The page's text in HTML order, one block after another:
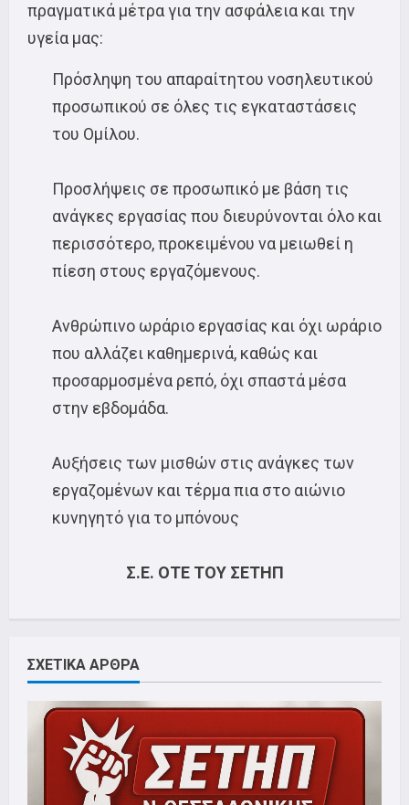
πραγματικά μέτρα για την ασφάλεια και την
υγεία μας:
Πρόσληψη του απαραίτητου νοσηλευτικού
προσωπικού σε όλες τις εγκαταστάσεις
του Ομίλου.
Προσλήψεις σε προσωπικό με βάση τις
ανάγκες εργασίας που διευρύνονται όλο και
περισσότερο, προκειμένου να μειωθεί η
πίεση στους εργαζόμενους.
Ανθρώπινο ωράριο εργασίας και όχι ωράριο
που αλλάζει καθημερινά, καθώς και
προσαρμοσμένα ρεπό, όχι σπαστά μέσα
στην εβδομάδα.
Αυξήσεις των μισθών στις ανάγκες των
εργαζομένων και τέρμα πια στο αιώνιο
κυνηγητό για το μπόνους
Σ.Ε. ΟΤΕ ΤΟΥ ΣΕΤΗΠ
ΣΧΕΤΙΚΑ ΑΡΘΡΑ